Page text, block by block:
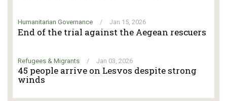
Humanitarian Governance / Jan 15, 2026
End of the trial against the Aegean rescuers
Refugees & Migrants / Jan 03, 2026
45 people arrive on Lesvos despite strong
winds